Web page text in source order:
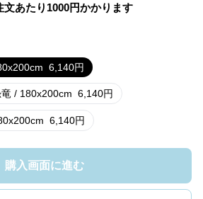
文あたり 1000円かかります
6,140円
/ 180x200cm 6,140円
6,140円
購入画面に進む